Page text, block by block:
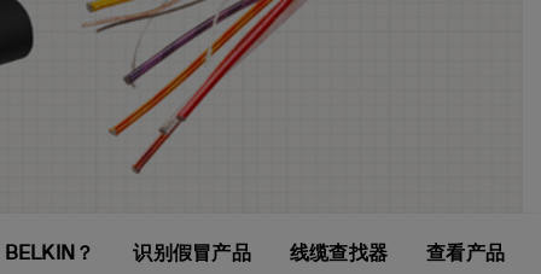
？ 识别假冒产品 线缆查找器 查看产品